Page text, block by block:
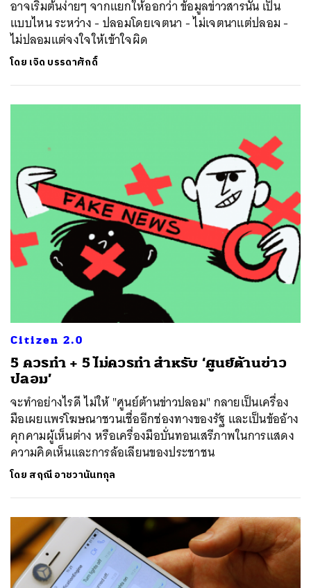
อาจเริ่มต้นง่ายๆ จากแยกให้ออกว่า ข้อมูลข่าวสารนั้น เป็น
แบบไหน ระหว่าง - ปลอมโดยเจตนา - ไม่เจตนาแต่ปลอม -
ไม่ปลอมแต่จงใจให้เข้าใจผิด
โดย เจิด บรรดาศักดิ์
Citizen 2.0
5 ควรทำ + 5 ไม่ควรทำ สำหรับ ‘ศูนย์ต้านข่าว
ปลอม’
จะทำอย่างไรดี ไม่ให้ "ศูนย์ต้านข่าวปลอม" กลายเป็นเครื่อง
มือเผยแพร่โฆษณาชวนเชื่ออีกช่องทางของรัฐ และเป็นข้ออ้าง
คุกคามผู้เห็นต่าง หรือเครื่องมือบั่นทอนเสรีภาพในการแสดง
ความคิดเห็นและการล้อเลียนของประชาชน
โดย สฤณี อาชวานันทกุล